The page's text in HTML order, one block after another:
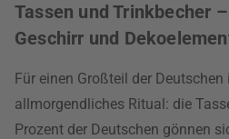
Tassen und Trinkbecher
Geschirr und
Für einen Großteil der Deutschen
allmorgendliches Ritual: die
Prozent der Deutschen gönnen